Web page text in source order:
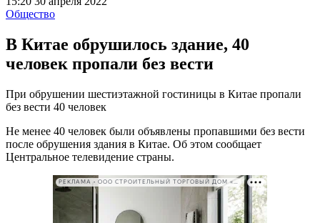
Общество
В Китае обрушилось здание, 40
человек пропали без вести
При обрушении шестиэтажной гостиницы в Китае пропали
без вести 40 человек
Не менее 40 человек были объявлены пропавшими без вести
после обрушения здания в Китае. Об этом сообщает
Центральное телевидение страны.
РЕКЛАМА • ООО СТРОИТЕЛЬНЫЙ ТОРГОВЫЙ ДОМ «ПЕТРОВИЧ». ИНН: 7802348846